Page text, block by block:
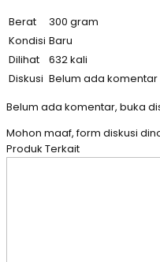
Berat
300 gram
Kondisi Baru
Dilihat
632 kali
Diskusi Belum ada komentar
Belum ada komentar, buka
Mohon maaf, form diskusi
Produk Terkait